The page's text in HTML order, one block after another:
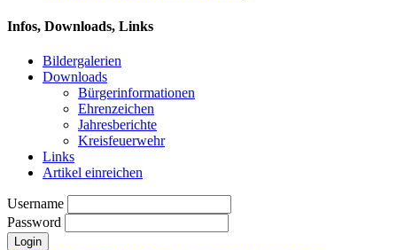
Infos, Downloads, Links
Bildergalerien
Downloads
Bürgerinformationen
Ehrenzeichen
Jahresberichte
Kreisfeuerwehr
Links
Artikel einreichen
Username
Password